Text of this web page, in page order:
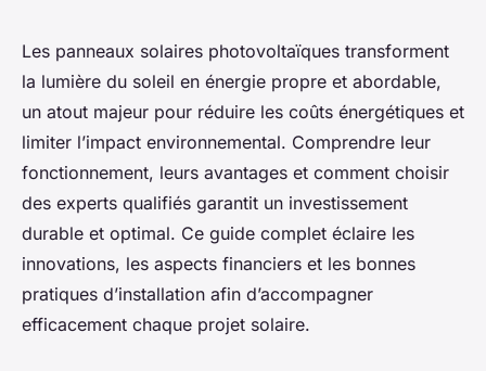
Guide complet sur les
panneaux solaires
photovoltaïques et leurs
experts
Benjamin•17 février 2026•10 min de lecture
Les panneaux solaires photovoltaïques transforment
la lumière du soleil en énergie propre et abordable,
un atout majeur pour réduire les coûts énergétiques et
limiter l’impact environnemental. Comprendre leur
fonctionnement, leurs avantages et comment choisir
des experts qualifiés garantit un investissement
durable et optimal. Ce guide complet éclaire les
innovations, les aspects financiers et les bonnes
pratiques d’installation afin d’accompagner
efficacement chaque projet solaire.